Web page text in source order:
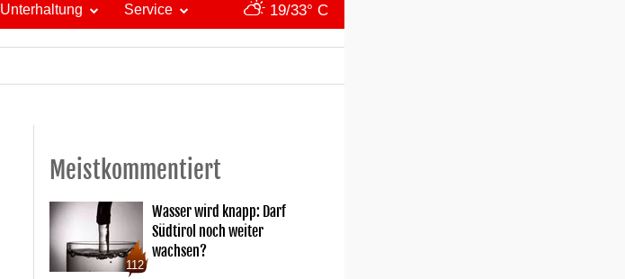
Unterhaltung Service 19/33° C
Meistkommentiert
112
Wasser wird knapp: Darf
Südtirol noch weiter
wachsen?